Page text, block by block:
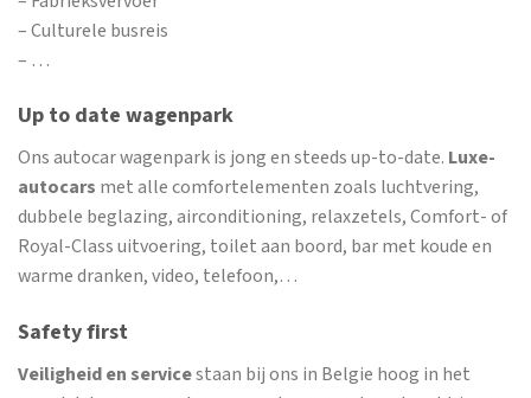
– Culturele busreis
– …
Up to date wagenpark
Ons autocar wagenpark is jong en steeds up-to-date. Luxe-
autocars met alle comfortelementen zoals luchtvering,
dubbele beglazing, airconditioning, relaxzetels, Comfort- of
Royal-Class uitvoering, toilet aan boord, bar met koude en
warme dranken, video, telefoon,…
Safety first
Veiligheid en servicestaan bij ons in Belgie hoog in het